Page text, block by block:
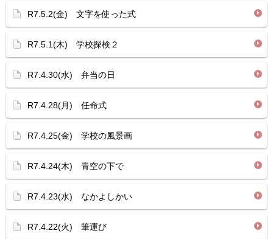
R7.5.2(金) 文字を使った式
R7.5.1(木) 学校探検２
R7.4.30(水) 弁当の日
R7.4.28(月) 任命式
R7.4.25(金) 学校の風景画
R7.4.24(木) 青空の下で
R7.4.23(水) なかよしかい
R7.4.22(火) 筆運び